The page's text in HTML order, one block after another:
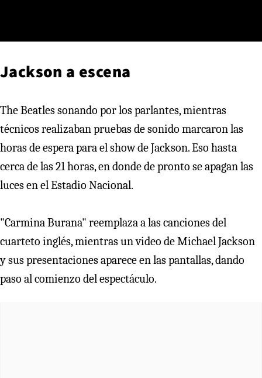
Jackson a escena
The Beatles sonando por los parlantes, mientras
técnicos realizaban pruebas de sonido marcaron las
horas de espera para el show de Jackson. Eso hasta
cerca de las 21 horas, en donde de pronto se apagan las
luces en el Estadio Nacional.
"Carmina Burana" reemplaza a las canciones del
cuarteto inglés, mientras un video de Michael Jackson
y sus presentaciones aparece en las pantallas, dando
paso al comienzo del espectáculo.